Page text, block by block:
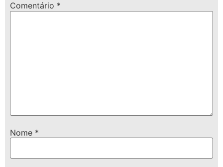
Comentário *
Nome *